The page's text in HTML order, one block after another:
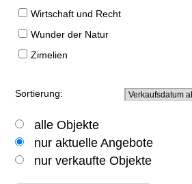
Wirtschaft und Recht
Wunder der Natur
Zimelien
Sortierung:
alle Objekte
nur aktuelle Angebote
nur verkaufte Objekte